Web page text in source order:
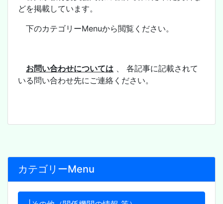
どを掲載しています。
下のカテゴリーMenuから閲覧ください。
お問い合わせについては 、 各記事に記載されて
いる問い合わせ先にご連絡ください。
カテゴリーMenu